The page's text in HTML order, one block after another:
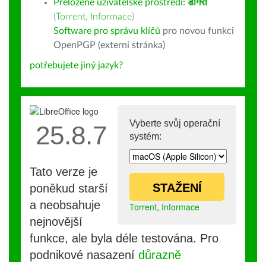
Přeložené uživatelské prostředí:डोगरी
(Torrent, Informace)
Software pro správu klíčů pro novou funkci
OpenPGP (externí stránka)
potřebujete jiný jazyk?
Vyberte svůj operační
systém:
STAŽENÍ
Torrent, Informace
25.8.7
Tato verze je
poněkud starší
a neobsahuje
nejnovější
funkce, ale byla déle testována. Pro
podnikové nasazení důrazně